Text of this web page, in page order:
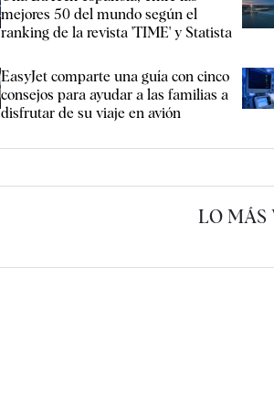
mejores 50 del mundo según el
ranking de la revista 'TIME' y Statista
EasyJet comparte una guía con cinco
consejos para ayudar a las familias a
disfrutar de su viaje en avión
LO MÁS